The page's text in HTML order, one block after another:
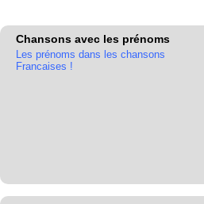
Chansons avec les prénoms
Les prénoms dans les chansons
Francaises !